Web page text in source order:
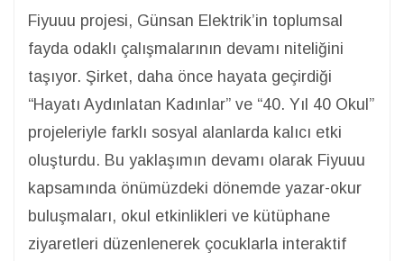
Fiyuuu projesi, Günsan Elektrik’in toplumsal
fayda odaklı çalışmalarının devamı niteliğini
taşıyor. Şirket, daha önce hayata geçirdiği
“Hayatı Aydınlatan Kadınlar” ve “40. Yıl 40 Okul”
projeleriyle farklı sosyal alanlarda kalıcı etki
oluşturdu. Bu yaklaşımın devamı olarak Fiyuuu
kapsamında önümüzdeki dönemde yazar-okur
buluşmaları, okul etkinlikleri ve kütüphane
ziyaretleri düzenlenerek çocuklarla interaktif